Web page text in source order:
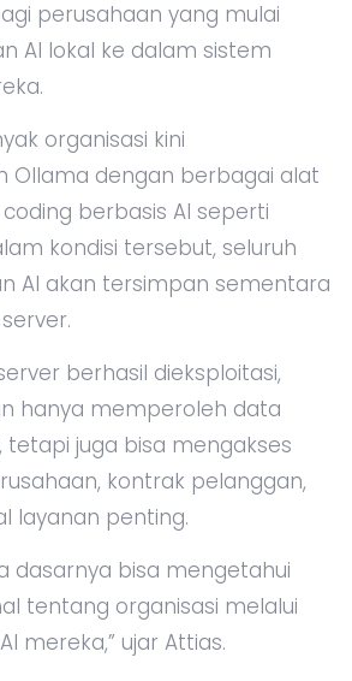
perusahaan yang mulai
AI lokal ke dalam sistem
organisasi kini
Ollama dengan berbagai alat
berbasis AI seperti
kondisi tersebut, seluruh
AI akan tersimpan sementara
berhasil dieksploitasi,
hanya memperoleh data
tetapi juga bisa mengakses
kontrak pelanggan,
layanan penting.
dasarnya bisa mengetahui
tentang organisasi melalui
mereka,” ujar Attias.